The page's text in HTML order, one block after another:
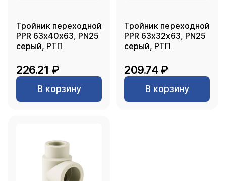
Тройник переходной
PPR 63х40х63, PN25
серый, РТП
226.21 ₽
В корзину
Тройник переходной
PPR 63х32х63, PN25
серый, РТП
209.74 ₽
В корзину